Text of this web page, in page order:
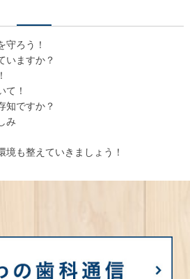
守ろう！
いますか？
て！
知ですか？
み
境も整えていきましょう！